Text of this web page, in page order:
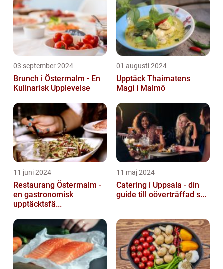
03 september 2024
Brunch i Östermalm - En
Kulinarisk Upplevelse
01 augusti 2024
Upptäck Thaimatens
Magi i Malmö
11 juni 2024
Restaurang Östermalm -
en gastronomisk
upptäcktsfä...
11 maj 2024
Catering i Uppsala - din
guide till oöverträffad s...